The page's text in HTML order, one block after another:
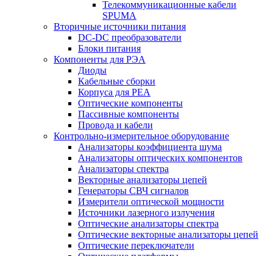
Телекоммуникационные кабели
SPUMA
Вторичные источники питания
DC-DC преобразователи
Блоки питания
Компоненты для РЭА
Диоды
Кабельные сборки
Корпуса для РЕА
Оптические компоненты
Пассивные компоненты
Провода и кабели
Контрольно-измерительное оборудование
Анализаторы коэффициента шума
Анализаторы оптических компонентов
Анализаторы спектра
Векторные анализаторы цепей
Генераторы СВЧ сигналов
Измерители оптической мощности
Источники лазерного излучения
Оптические анализаторы спектра
Оптические векторные анализаторы цепей
Оптические переключатели